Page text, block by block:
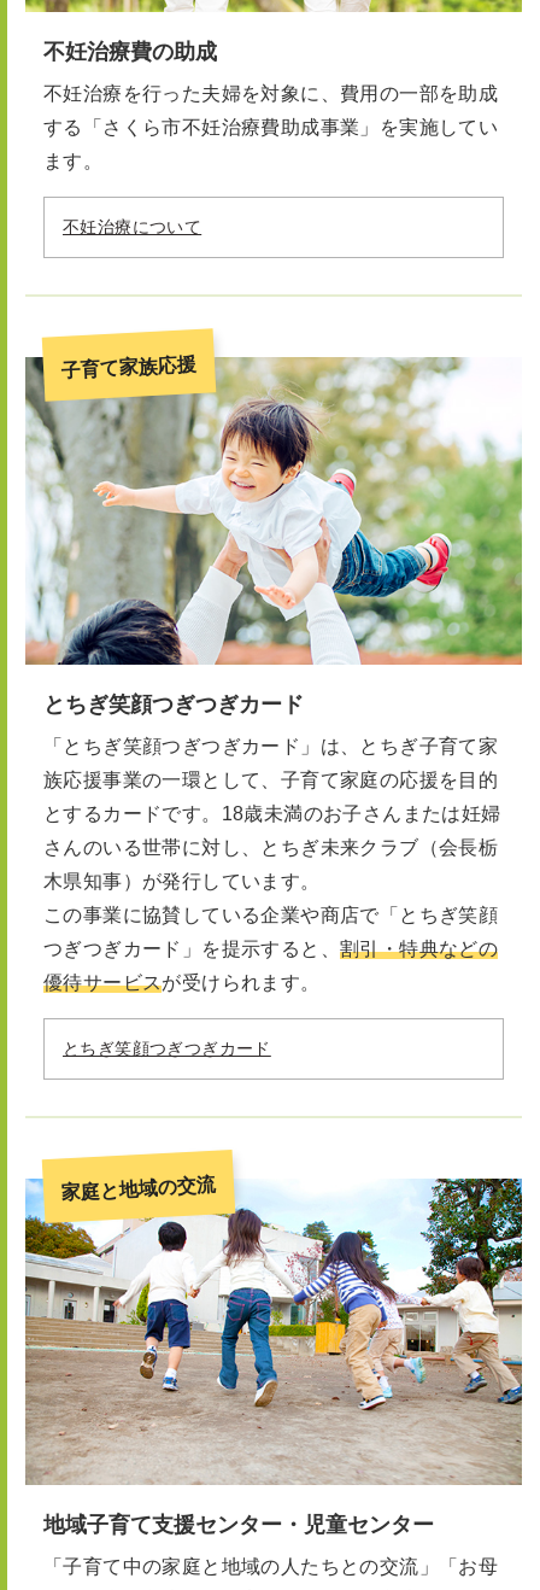
不妊治療費の助成
不妊治療を行った夫婦を対象に、費用の一部を助成
する「さくら市不妊治療費助成事業」を実施してい
ます。
不妊治療について
子育て家族応援
とちぎ笑顔つぎつぎカード
「とちぎ笑顔つぎつぎカード」は、とちぎ子育て家
族応援事業の一環として、子育て家庭の応援を目的
とするカードです。18歳未満のお子さんまたは妊婦
さんのいる世帯に対し、とちぎ未来クラブ（会長栃
木県知事）が発行しています。
この事業に協賛している企業や商店で「とちぎ笑顔
つぎつぎカード」を提示すると、 割引・特典などの
優待サービスが受けられます。
とちぎ笑顔つぎつぎカード
家庭と地域の交流
地域子育て支援センター・児童センター
「子育て中の家庭と地域の人たちとの交流」「お母